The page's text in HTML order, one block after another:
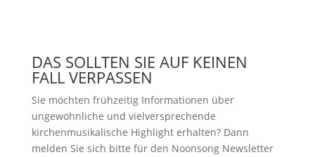
DAS SOLLTEN SIE AUF KEINEN
FALL VERPASSEN
Sie möchten frühzeitig Informationen über
ungewöhnliche und vielversprechende
kirchenmusikalische Highlight erhalten? Dann
melden Sie sich bitte für den Noonsong Newsletter